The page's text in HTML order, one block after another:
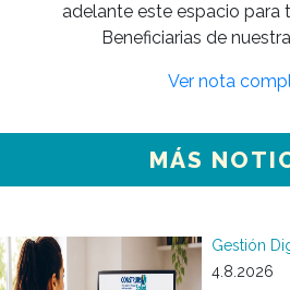
adelante este espacio para
Ver nota
MÁS
Gestión
4.8.2026